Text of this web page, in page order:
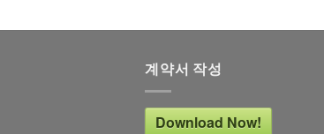
계약서 작성
Download Now!